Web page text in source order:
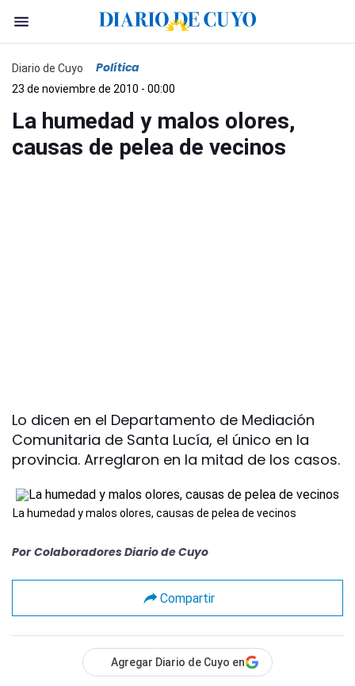
Diario de Cuyo Política
23 de noviembre de 2010 - 00:00
La humedad y malos olores,
causas de pelea de vecinos
Lo dicen en el Departamento de Mediación
Comunitaria de Santa Lucía, el único en la
provincia. Arreglaron en la mitad de los casos.
La humedad y malos olores, causas de pelea de vecinos
Por Colaboradores Diario de Cuyo
Compartir
Agregar Diario de Cuyo en